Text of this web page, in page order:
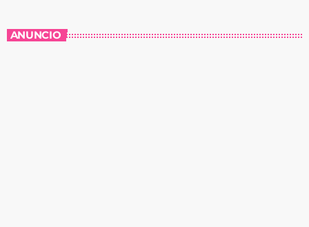
ANUNCIO